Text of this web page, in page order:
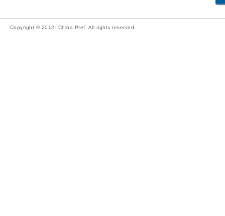
Copyright © 2012- Chiba Pref. All rights reserved.